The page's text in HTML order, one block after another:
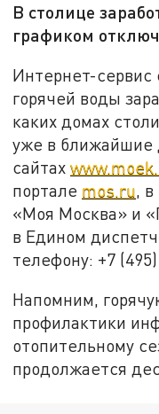
В столице
графиком
Интернет-сервис
горячей воды
каких домах
уже в ближайшие
сайтах
портале mos.ru,
«Моя Москва» и
в Едином
телефону: +7
Напомним,
профилактики
отопительному
продолжается